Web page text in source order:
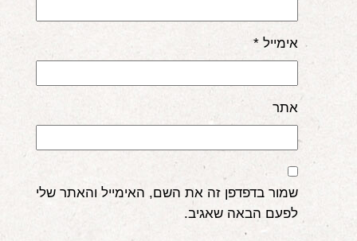
אימייל *
אתר
שמור בדפדפן זה את השם, האימייל והאתר שלי
לפעם הבאה שאגיב.